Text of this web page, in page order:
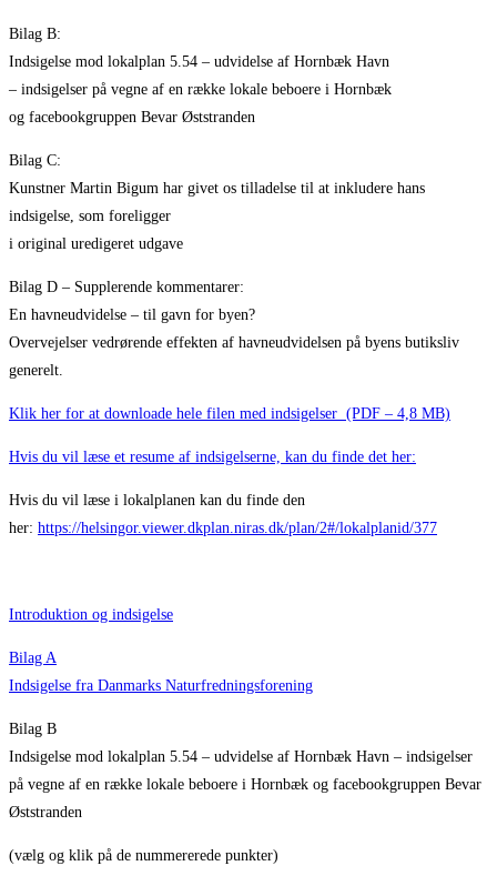
Bilag B:
Indsigelse mod lokalplan 5.54 – udvidelse af Hornbæk Havn
– indsigelser på vegne af en række lokale beboere i Hornbæk
og facebookgruppen Bevar Øststranden
Bilag C:
Kunstner Martin Bigum har givet os tilladelse til at inkludere hans
indsigelse, som foreligger
i original uredigeret udgave
Bilag D – Supplerende kommentarer:
En havneudvidelse – til gavn for byen?
Overvejelser vedrørende effekten af havneudvidelsen på byens butiksliv
generelt.
Klik her for at downloade hele filen med indsigelser (PDF – 4,8 MB)
Hvis du vil læse et resume af indsigelserne, kan du finde det her:
Hvis du vil læse i lokalplanen kan du finde den
her: https://helsingor.viewer.dkplan.niras.dk/plan/2#/lokalplanid/377
Introduktion og indsigelse
Bilag A
Indsigelse fra Danmarks Naturfredningsforening
Bilag B
Indsigelse mod lokalplan 5.54 – udvidelse af Hornbæk Havn – indsigelser
på vegne af en række lokale beboere i Hornbæk og facebookgruppen Bevar
Øststranden
(vælg og klik på de nummererede punkter)